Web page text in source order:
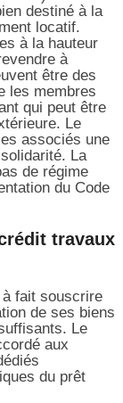
destiné à la
locatif.
à la hauteur
à
être des
les membres
qui peut être
Le
associés une
La
de régime
du Code
travaux
fait souscrire
de ses biens
Le
aux
du prêt